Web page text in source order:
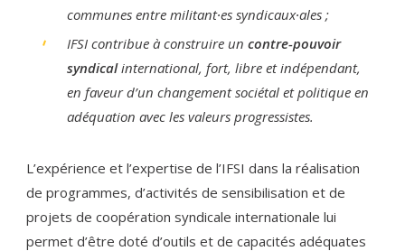
communes entre militant∙es syndicaux∙ales ;
IFSI contribue à construire un contre-pouvoir
syndicalinternational, fort, libre et indépendant,
en faveur d’un changement sociétal et politique en
adéquation avec les valeurs progressistes.
L’expérience et l’expertise de l’IFSI dans la réalisation
de programmes, d’activités de sensibilisation et de
projets de coopération syndicale internationale lui
permet d’être doté d’outils et de capacités adéquates